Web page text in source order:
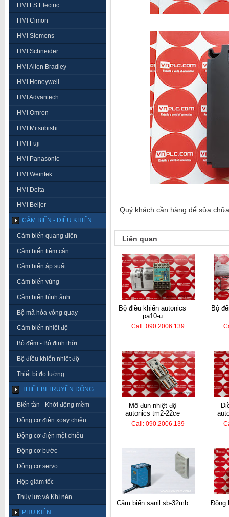
HMI LS Electric
HMI Cimon
HMI Siemens
HMI Schneider
HMI Allen Bradley
HMI Honeywell
HMI Advantech
HMI Omron
HMI Mitsubishi
HMI Fuji
HMI Panasonic
HMI Weintek
HMI Delta
HMI Beijer
CẢM BIẾN - ĐIỀU KHIỂN
Cảm biến quang điện
Cảm biến tiệm cận
Cảm biến áp suất
Cảm biến vùng
Cảm biến hình ảnh
Bộ mã hóa vòng quay
Cảm biến nhiệt độ
Bộ đếm - Bộ định thời
Bộ điều khiển nhiệt độ
Thiết bị đo lường
THIẾT BỊ TRUYỀN ĐỘNG
Biến tần - Khởi động mềm
Động cơ điện xoay chiều
Động cơ điện một chiều
Động cơ bước
Động cơ servo
Hộp giảm tốc
Thủy lực và Khí nén
PHỤ KIỆN
Quý khách cần hàng để sửa
Liên quan
bộ điều khiển autonics
pa10-u
Call: 090.2006.139
bộ đếm hanyoung lc7-
mô đun nhiệt độ
autonics tm2-22ce
Call: 090.2006.139
điều khiển nhiệt
cảm biến sanil sb-32mb đồng hồ nhiệt autonics